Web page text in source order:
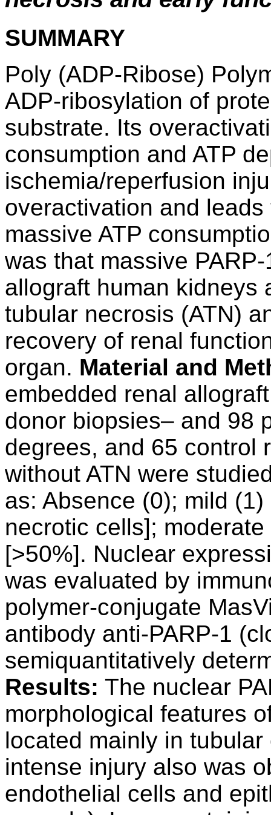
SUMMARY
Poly (ADP-Ribose)
ADP-ribosylation of
substrate. Its
consumption and ATP
ischemia/reperfusion
overactivation and
massive ATP
was that massive
allograft human kidneys
tubular necrosis (ATN)
recovery of renal
organ. Material and
embedded renal
donor biopsies– and 98
degrees, and 65 control
without ATN were
as: Absence (0); mild
necrotic cells];
[>50%]. Nuclear
was evaluated by
polymer-conjugate
antibody anti-PARP-1
semiquantitatively
Results: The nuclear
morphological features
located mainly in
intense injury also was
endothelial cells and